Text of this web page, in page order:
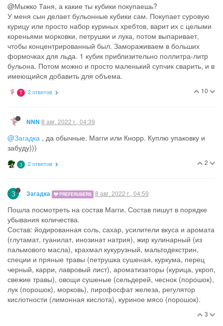
@Мыжко Таня, а какие ты кубики покупаешь?
У меня сын делает бульонные кубики сам. Покупает суровую
курицу или просто набор куриных хребтов, варит их с целыми
кореньями морковки, петрушки и лука, потом выпаривает,
чтобы концентрированный был. Замораживаем в больших
формочках для льда. 1 кубик приблизительно поллитра-литр
бульона. Потом можно и просто маленький супчик сварить, и в
имеющийся добавить для объема.
10
T 2 ответов
NNN 8 авг. 2022 г., 04:39
@Загадка , да обычные. Магги или Кнорр. Куплю упаковку и
забуду)))
2
З 2 ответов
З Загадка PREFERUSERS 8 авг. 2022 г., 04:59
Пошла посмотреть на состав Магги. Состав пишут в порядке
убывания количества.
Состав: йодированная соль, сахар, усилители вкуса и аромата
(глутамат, гуанилат, инозинат натрия), жир кулинарный (из
пальмового масла), крахмал кукурузный, мальтодекстрин,
специи и пряные травы (петрушка сушеная, куркума, перец
черный, карри, лавровый лист), ароматизаторы (курица, укроп,
свежие травы), овощи сушеные (сельдерей, чеснок (порошок),
лук (порошок), морковь), пирофосфат железа, регулятор
кислотности (лимонная кислота), куриное мясо (порошок).
3